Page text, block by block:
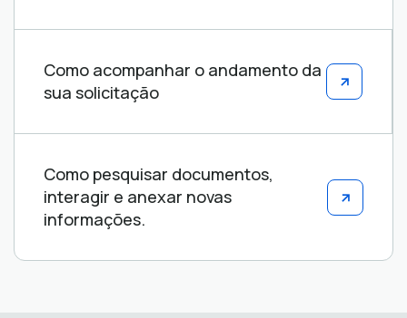
Como acompanhar o andamento da
sua solicitação
Como pesquisar documentos,
interagir e anexar novas
informações.